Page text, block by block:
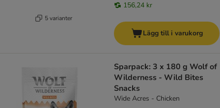
5 varianter
156,24 kr
Lägg till i varukorg
Sparpack: 3 x 180 g Wolf of
Wilderness - Wild Bites
Snacks
Wide Acres - Chicken